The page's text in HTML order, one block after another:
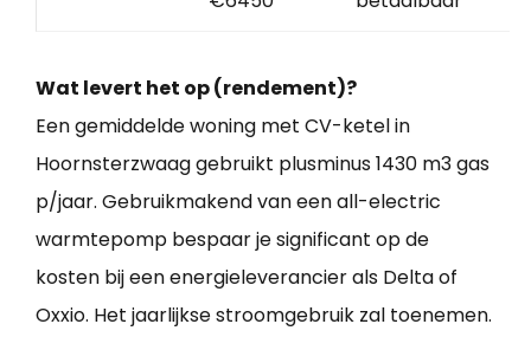
Wat levert het op (rendement)?
Een gemiddelde woning met CV-ketel in
Hoornsterzwaag gebruikt plusminus 1430 m3 gas
p/jaar. Gebruikmakend van een all-electric
warmtepomp bespaar je significant op de
kosten bij een energieleverancier als Delta of
Oxxio. Het jaarlijkse stroomgebruik zal toenemen.